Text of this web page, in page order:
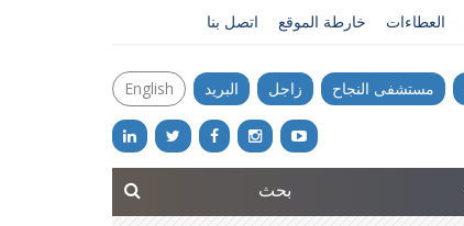
العطاءات خارطة الموقع اتصل بنا
مستشفى النجاح زاجل البريد English